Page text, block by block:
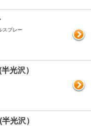
スプレー
光沢）
光沢）